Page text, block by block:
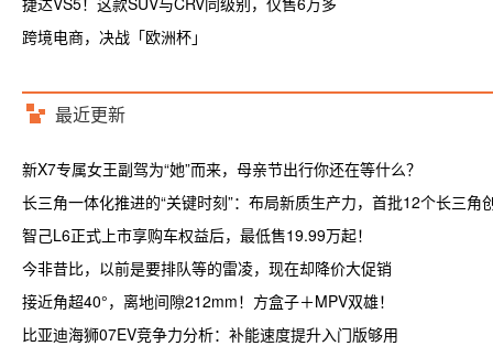
跨境电商，决战「欧洲杯」
最近更新
新X7专属女王副驾为“她”而来，母亲节出行你还在等什么？
长三角一体化推进的“关键时刻”：布局新质生产力，首批12个长三角
智己L6正式上市享购车权益后，最低售19.99万起！
今非昔比，以前是要排队等的雷凌，现在却降价大促销
接近角超40°，离地间隙212mm！方盒子＋MPV双雄！
比亚迪海狮07EV竞争力分析：补能速度提升入门版够用